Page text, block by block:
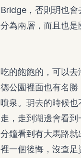
Bridge，否則玥也
分為兩層，而且也是
吃的飽飽的，可以
德公園裡面也有名
噴泉。玥去的時候
走，走到湖邊會看
分鐘看到有大馬路
裡一個後悔，沒查